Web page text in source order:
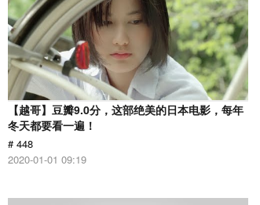
【越哥】豆瓣9.0分，这部绝美的日本电影，每年
冬天都要看一遍！
# 448
2020-01-01 09:19